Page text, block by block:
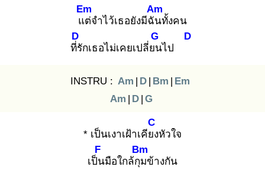
แต่
Em
จำไว้เธอยังมีฉัน
Am
ทั้งคน
ที่รั
D
กเธอไม่เคยเปลี่ยน
G
ไป
D
INSTRU : Am | D | Bm | Em
Am | D | G
* เป็นเงาเฝ้าเคียง
C
หัวใจ
เป็น
F
มือใกล้กุม
Bm
ข้างกัน